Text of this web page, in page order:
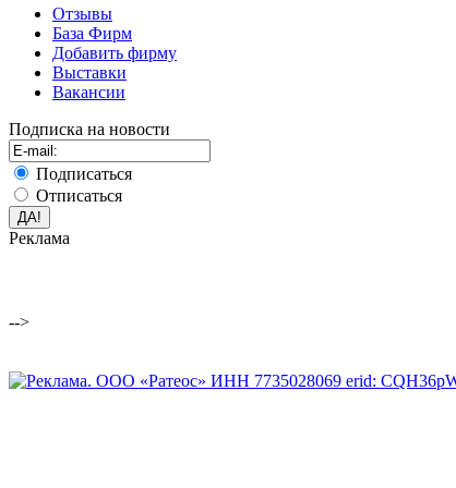
Отзывы
База Фирм
Добавить фирму
Выставки
Вакансии
Подписка на новости
Подписаться
Отписаться
Реклама
-->